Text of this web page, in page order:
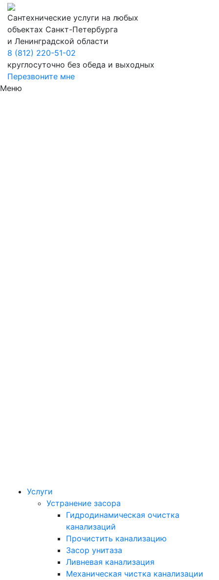
Сантехнические услуги на любых
объектах Санкт-Петербурга
и Ленинградской области
8 (812) 220-51-02
круглосуточно без обеда и выходных
Перезвоните мне
Меню
Услуги
Устранение засора
Гидродинамическая очистка
канализаций
Прочистить канализацию
Засор унитаза
Ливневая канализация
Механическая чистка канализации